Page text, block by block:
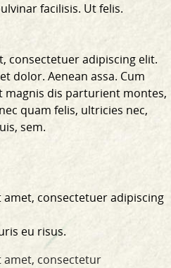
facilisis. Ut felis.
consectetuer adipiscing elit.
dolor. Aenean assa. Cum
magnis dis parturient montes,
quam felis, ultricies nec,
sem.
consectetuer adipiscing
eu risus.
consectetur